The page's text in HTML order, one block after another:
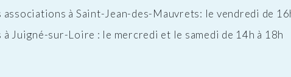
associations à Saint-Jean-des-Mauvrets: le vendredi de
à Juigné-sur-Loire : le mercredi et le samedi de 14h à 18h